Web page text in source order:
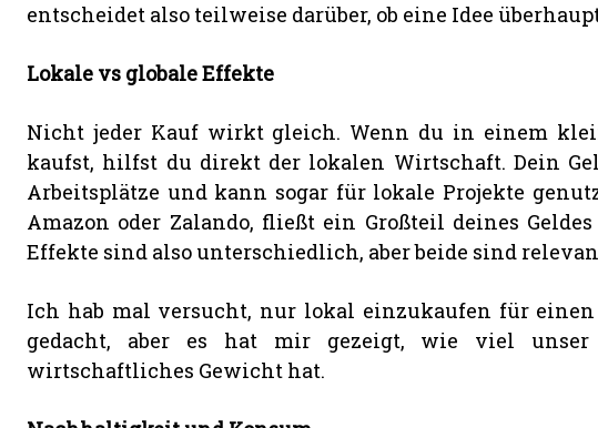
entscheidet also teilweise darüber, ob eine Idee
Lokale vs globale Effekte
Nicht jeder Kauf wirkt gleich. Wenn du in einem
kaufst, hilfst du direkt der lokalen Wirtschaft. Dein
Arbeitsplätze und kann sogar für lokale Projekte
Amazon oder Zalando, fließt ein Großteil deines
Effekte sind also unterschiedlich, aber beide sind
Ich hab mal versucht, nur lokal einzukaufen für einen
gedacht, aber es hat mir gezeigt, wie viel unser
wirtschaftliches Gewicht hat.